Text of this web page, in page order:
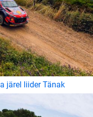
järel liider Tänak